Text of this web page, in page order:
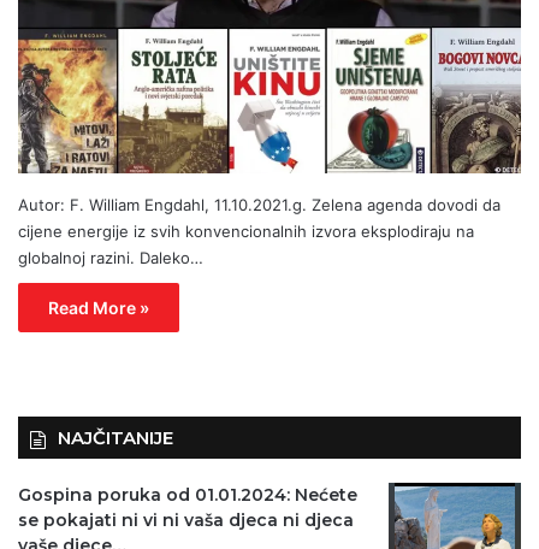
Autor: F. William Engdahl, 11.10.2021.g. Zelena agenda dovodi da
cijene energije iz svih konvencionalnih izvora eksplodiraju na
globalnoj razini. Daleko…
Read More »
NAJČITANIJE
Gospina poruka od 01.01.2024: Nećete
se pokajati ni vi ni vaša djeca ni djeca